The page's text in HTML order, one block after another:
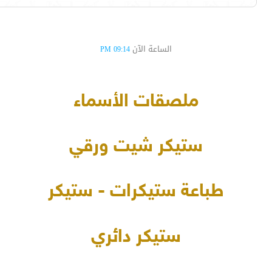
الساعة الآن 09:14 PM
ملصقات الأسماء
ستيكر شيت ورقي
طباعة ستيكرات - ستيكر
ستيكر دائري